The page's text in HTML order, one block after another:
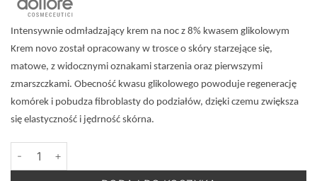
Intensywnie odmładzający krem na noc z 8% kwasem glikolowym
Krem novo został opracowany w trosce o skóry starzejące się,
matowe, z widocznymi oznakami starzenia oraz pierwszymi
zmarszczkami. Obecność kwasu glikolowego powoduje regenerację
komórek i pobudza fibroblasty do podziałów, dzięki czemu zwiększa
się elastyczność i jędrność skórna.
ilość DOTTORE Novo 8% - Krem Intensywnie Odmładzający na